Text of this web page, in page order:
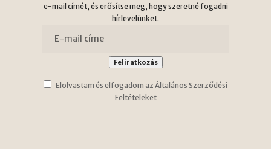
e-mail címét, és erősítse meg, hogy szeretné fogadni
hírlevelünket.
Elolvastam és elfogadom az Általános Szerződési
Feltételeket